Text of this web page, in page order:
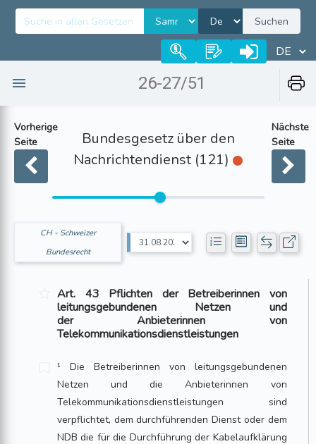
Suchen
26-27/51
Vorherige
Seite
Bundesgesetz über den
Nachrichtendienst (121)
Nächste
Seite
CH - Schweizer
Bundesrecht
Art. 43 Pflichten der Betreiberinnen von
leitungsgebundenen Netzen und
der Anbieterinnen von
Telekommunikationsdienstleistungen
¹ Die Betreiberinnen von leitungsgebundenen
Netzen und die Anbieterinnen von
Telekommunikationsdienstleistungen sind
verpflichtet, dem durchführenden Dienst oder dem
NDB die für die Durchführung der Kabelaufklärung